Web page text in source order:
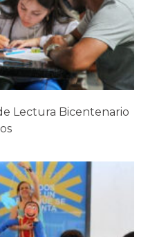
Lectura Bicentenario